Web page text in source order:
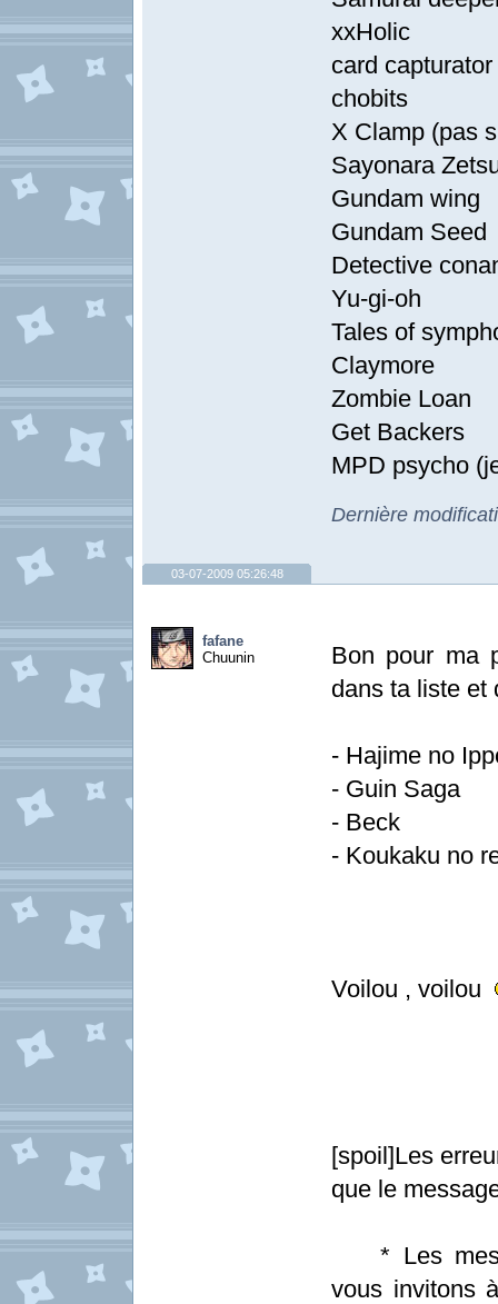
xxHolic
card
chobits
X Clamp (pas
Sayonara
Gundam wing
Gundam Seed
Detective
Yu-gi-oh
Tales of
Claymore
Zombie Loan
Get Backers
MPD psycho
Dernière
03-07-2009 05:26:48
fafane
Chuunin
Bon pour ma
dans ta liste et
- Hajime no
- Guin Saga
- Beck
- Koukaku no
Voilou , voilou
[spoil]Les
que le
* Les
vous invitons